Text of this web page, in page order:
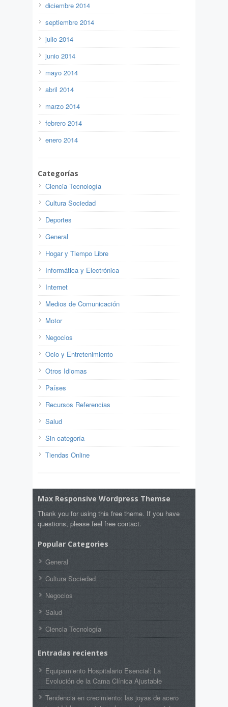
diciembre 2014
septiembre 2014
julio 2014
junio 2014
mayo 2014
abril 2014
marzo 2014
febrero 2014
enero 2014
Categorías
Ciencia Tecnología
Cultura Sociedad
Deportes
General
Hogar y Tiempo Libre
Informática y Electrónica
Internet
Medios de Comunicación
Motor
Negocios
Ocio y Entretenimiento
Otros Idiomas
Países
Recursos Referencias
Salud
Sin categoría
Tiendas Online
Max Responsive Wordpress Themse
Thank you for using this free theme. If you have
questions, please feel free contact.
Popular Categories
General
Cultura Sociedad
Negocios
Salud
Ciencia Tecnología
Entradas recientes
Equipamiento Hospitalario Esencial: La
Evolución de la Cama Clínica Ajustable
Tendencia en crecimiento: las joyas de acero